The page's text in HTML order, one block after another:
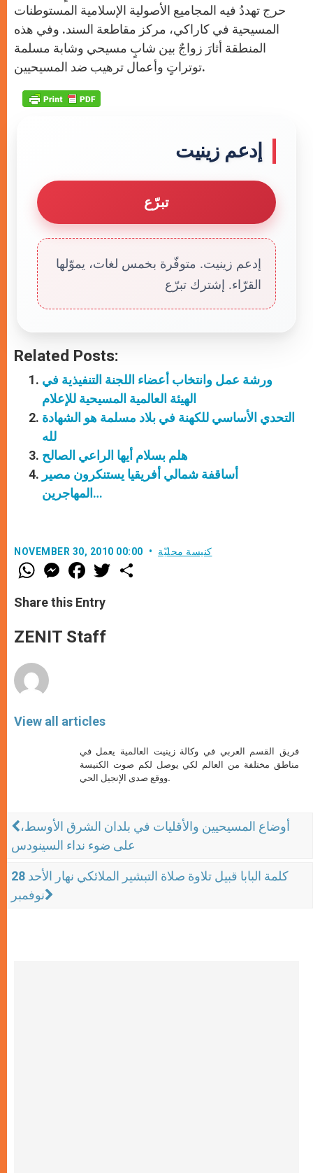
حرج تهددُ فيه المجاميع الأصولية الإسلامية المستوطنات
المسيحية في كاراكي، مركز مقاطعة السند. وفي هذه
المنطقة أثارَ زواجٌ بين شابٍ مسيحي وشابة مسلمة
توتراتٍ وأعمال ترهيب ضد المسيحيين.
إدعم زينيت
تبرّع
إدعم زينيت. متوفّرة بخمس لغات، يموّلها
القرّاء. إشترك تبرّع
Related Posts:
ورشة عمل وانتخاب أعضاء اللجنة التنفيذية في
الهيئة العالمية المسيحية للإعلام
التحدي الأساسي للكهنة في بلاد مسلمة هو الشهادة
لله
هلم بسلام أيها الراعي الصالح
أساقفة شمالي أفريقيا يستنكرون مصير
المهاجرين…
NOVEMBER 30, 2010 00:00 كنيسة محليّة
W
h
t
s
p
p
M
e
s
e
g
e
F
a
e
b
o
k
w
Share this Entry
ZENIT Staff
View all articles
فريق القسم العربي في وكالة زينيت العالمية يعمل في
مناطق مختلفة من العالم لكي يوصل لكم صوت الكنيسة
ووقع صدى الإنجيل الحي.
أوضاع المسيحيين والأقليات في بلدان الشرق الأوسط،
على ضوء نداء السينودس
كلمة البابا قبيل تلاوة صلاة التبشير الملائكي نهار الأحد 28
نوفمبر